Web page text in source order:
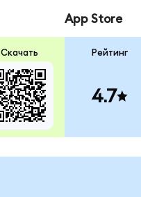
Скачать
App Store
Рейтинг
4.7